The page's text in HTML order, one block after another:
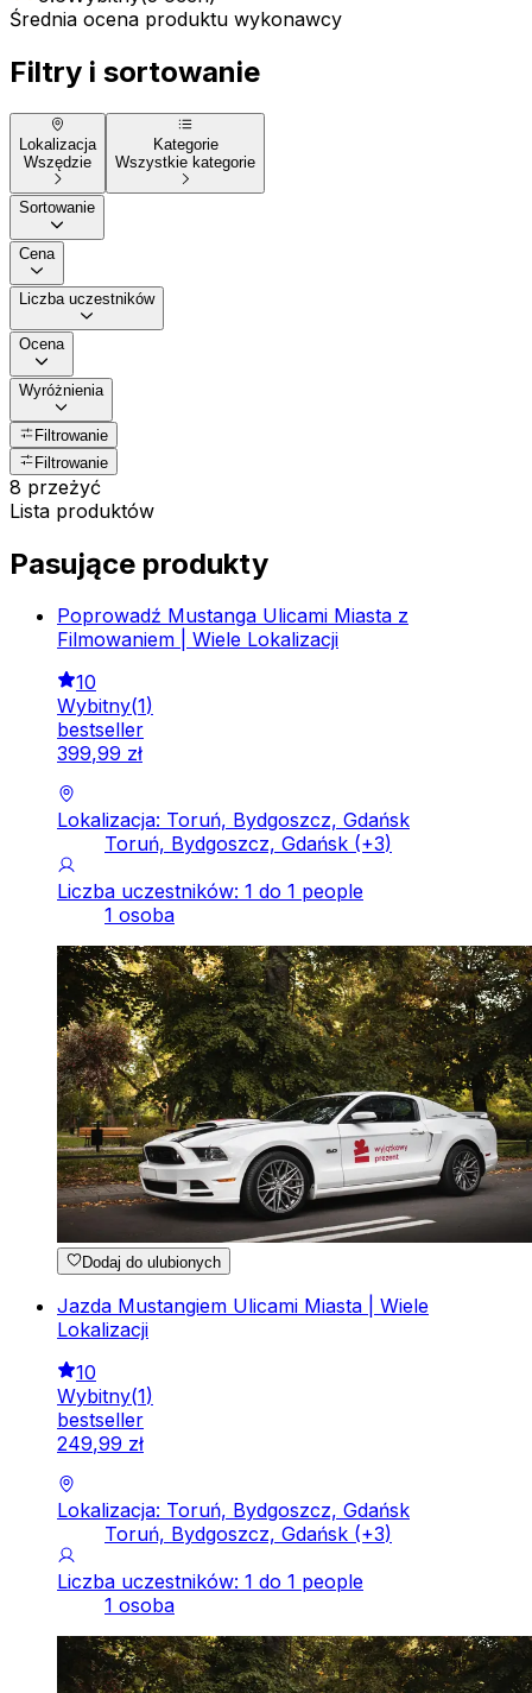
Średnia ocena produktu wykonawcy
Filtry i sortowanie
Lokalizacja
Wszędzie
Kategorie
Wszystkie kategorie
Sortowanie
Cena
Liczba uczestników
Ocena
Wyróżnienia
Filtrowanie
Filtrowanie
8 przeżyć
Lista produktów
Pasujące produkty
Poprowadź Mustanga Ulicami Miasta z
Filmowaniem | Wiele Lokalizacji
10
Wybitny(1)
bestseller
399,99 zł
Lokalizacja: Toruń, Bydgoszcz, Gdańsk
Toruń, Bydgoszcz, Gdańsk (+3)
Liczba uczestników: 1 do 1 people
1 osoba
Dodaj do ulubionych
Jazda Mustangiem Ulicami Miasta | Wiele
Lokalizacji
10
Wybitny(1)
bestseller
249,99 zł
Lokalizacja: Toruń, Bydgoszcz, Gdańsk
Toruń, Bydgoszcz, Gdańsk (+3)
Liczba uczestników: 1 do 1 people
1 osoba